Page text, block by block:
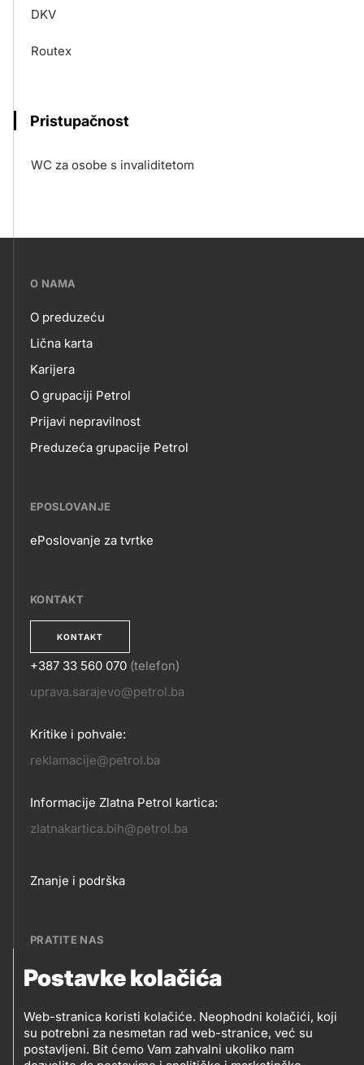
Postavke kolačića
Web-stranica koristi kolačiće. Neophodni kolačići, koji
su potrebni za nesmetan rad web-stranice, već su
postavljeni. Bit ćemo Vam zahvalni ukoliko nam
DKV
Routex
Pristupačnost
WC za osobe s invaliditetom
???
skupno.footer-
title???
O NAMA
O
NAMA
O preduzeću
Lična karta
Karijera
O grupaciji Petrol
Prijavi nepravilnost
Preduzeća grupacije Petrol
EPOSLOVANJE
ePoslovanje za tvrtke
KONTAKT
KONTAKT
KONTAKT
+387 33 560 070 (telefon)
uprava.sarajevo@petrol.ba
Kritike i pohvale:
reklamacije@petrol.ba
Informacije Zlatna Petrol kartica:
zlatnakartica.bih@petrol.ba
Footer
Znanje i podrška
PRATITE NAS
PRATITE
NAS
Petrol BH Oil Company, d.o.o.
Džemala Bijedića 202, 71210 Ilidža, Sarajevo